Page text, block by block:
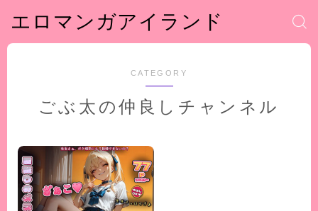
エロマンガアイランド
CATEGORY
ごぶ太の仲良しチャンネル